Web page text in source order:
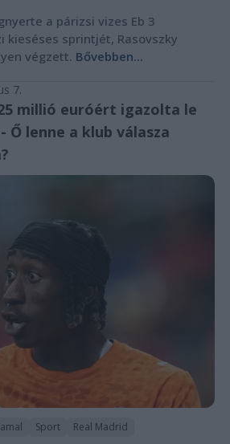
a párizsi vizes Eb 3
kieséses sprintjét, Rasovszky
végzett. Bővebben...
7.
millió euróért igazolta le
Ő lenne a klub válasza
Sport Real Madrid